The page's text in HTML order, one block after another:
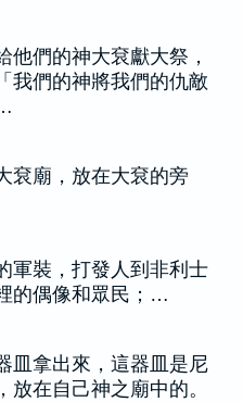
他們的神大袞獻大祭，
我們的神將我們的仇敵
袞廟，放在大袞的旁
軍裝，打發人到非利士
的偶像和眾民；…
皿拿出來，這器皿是尼
在自己神之廟中的。